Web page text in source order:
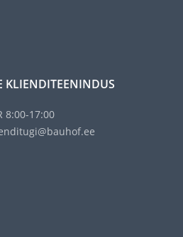
KLIENDITEENINDUS
8:00-17:00